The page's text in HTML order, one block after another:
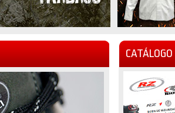
CATÁLOGO